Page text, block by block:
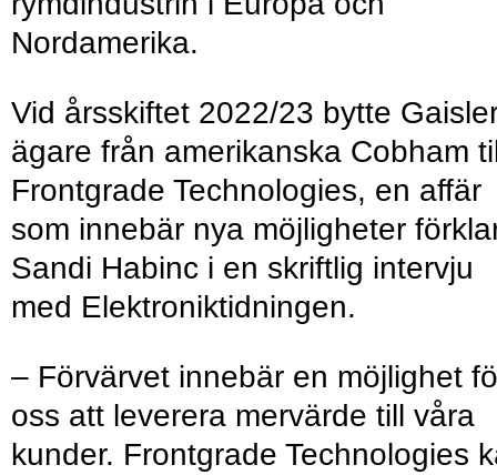
Nordamerika.
Vid årsskiftet 2022/23 bytte
ägare från amerikanska Cobham
Frontgrade Technologies, en affär
som innebär nya möjligheter
Sandi Habinc i en skriftlig intervju
med Elektroniktidningen.
– Förvärvet innebär en möjlighet
oss att leverera mervärde till våra
kunder. Frontgrade Technologies